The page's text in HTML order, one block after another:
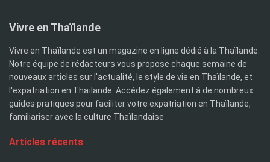
Vivre en Thaïlande
Vivre en Thaïlande est un magazine en ligne dédié à la Thaïlande.
Notre équipe de rédacteurs vous propose chaque semaine de
nouveaux articles sur l'actualité, le style de vie en Thaïlande, et
l'expatriation en Thaïlande. Accédez également à de nombreux
guides pratiques pour faciliter votre expatriation en Thaïlande,
familiariser avec la culture Thaïlandaise
Articles récents